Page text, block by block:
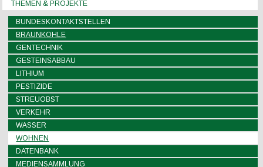
THEMEN & PROJEKTE
BUNDESKONTAKTSTELLEN
BRAUNKOHLE
GENTECHNIK
GESTEINSABBAU
LITHIUM
PESTIZIDE
STREUOBST
VERKEHR
WASSER
WOHNEN
DATENBANK
MEDIENSAMMLUNG